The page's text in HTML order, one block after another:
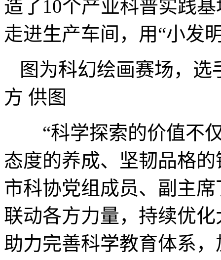
造了10个产业科普实践
走进生产车间，用“小发
图为科幻绘画赛场，选
方 供图
“科学探索的价值不仅
态度的养成、坚韧品格
市科协党组成员、副主
联动各方力量，持续优
助力完善科学教育体系